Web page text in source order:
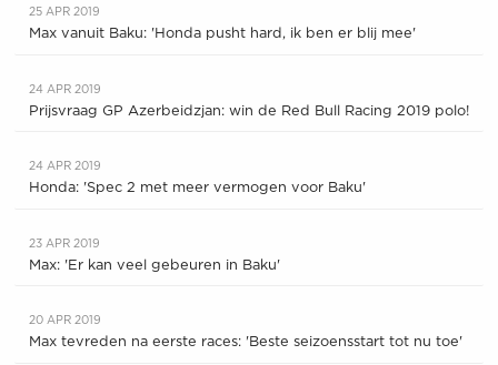
25 APR 2019
Max vanuit Baku: 'Honda pusht hard, ik ben er blij mee'
24 APR 2019
Prijsvraag GP Azerbeidzjan: win de Red Bull Racing 2019 polo!
24 APR 2019
Honda: 'Spec 2 met meer vermogen voor Baku'
23 APR 2019
Max: 'Er kan veel gebeuren in Baku'
20 APR 2019
Max tevreden na eerste races: 'Beste seizoensstart tot nu toe'